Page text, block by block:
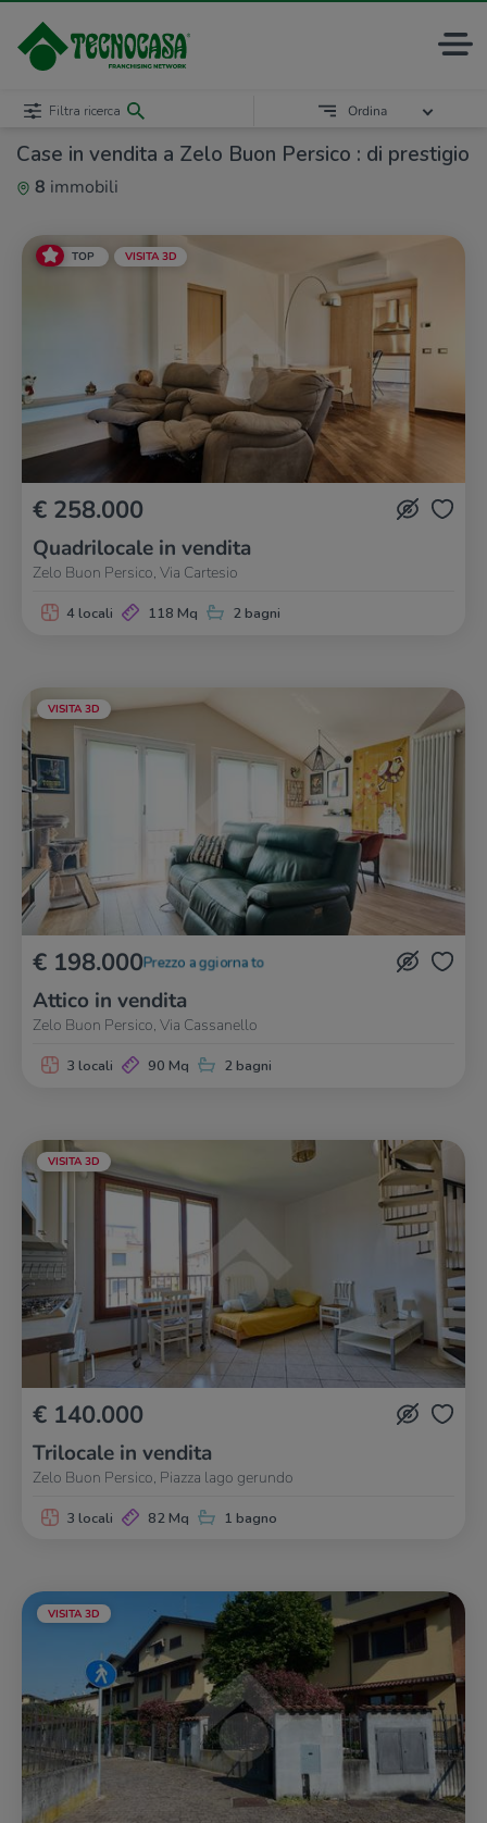
Case in vendita a Zelo Buon Persico : di prestigio
8 immobili
Filtra ricerca Ordina
TOP VISITA 3D
€ 258.000
Quadrilocale in vendita
Zelo Buon Persico, Via Cartesio
4 locali 118 Mq 2 bagni
VISITA 3D
€ 198.000 Prezzo aggiornato
Attico in vendita
Zelo Buon Persico, Via Cassanello
3 locali 90 Mq 2 bagni
VISITA 3D
€ 140.000
Trilocale in vendita
Zelo Buon Persico, Piazza lago gerundo
3 locali 82 Mq 1 bagno
VISITA 3D